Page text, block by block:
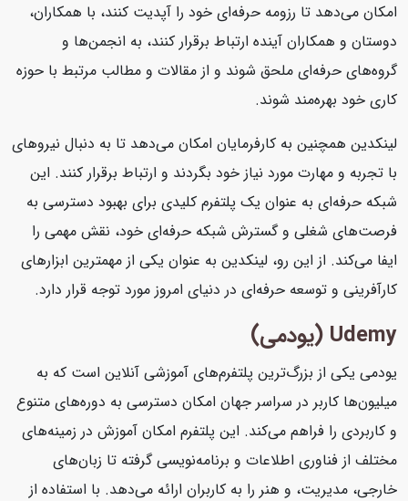
امکان می‌دهد تا رزومه حرفه‌ای خود را آپدیت کنند، با همکاران،
دوستان و همکاران آینده ارتباط برقرار کنند، به انجمن‌ها و
گروه‌های حرفه‌ای ملحق شوند و از مقالات و مطالب مرتبط با حوزه
کاری خود بهره‌مند شوند.
لینکدین همچنین به کارفرمایان امکان می‌دهد تا به دنبال نیروهای
با تجربه و مهارت مورد نیاز خود بگردند و ارتباط برقرار کنند. این
شبکه حرفه‌ای به عنوان یک پلتفرم کلیدی برای بهبود دسترسی به
فرصت‌های شغلی و گسترش شبکه حرفه‌ای خود، نقش مهمی را
ایفا می‌کند. از این رو، لینکدین به عنوان یکی از مهمترین ابزارهای
کارآفرینی و توسعه حرفه‌ای در دنیای امروز مورد توجه قرار دارد.
Udemy (یودمی)
یودمی یکی از بزرگ‌ترین پلتفرم‌های آموزشی آنلاین است که به
میلیون‌ها کاربر در سراسر جهان امکان دسترسی به دوره‌های متنوع
و کاربردی را فراهم می‌کند. این پلتفرم امکان آموزش در زمینه‌های
مختلف از فناوری اطلاعات و برنامه‌نویسی گرفته تا زبان‌های
خارجی، مدیریت، و هنر را به کاربران ارائه می‌دهد. با استفاده از